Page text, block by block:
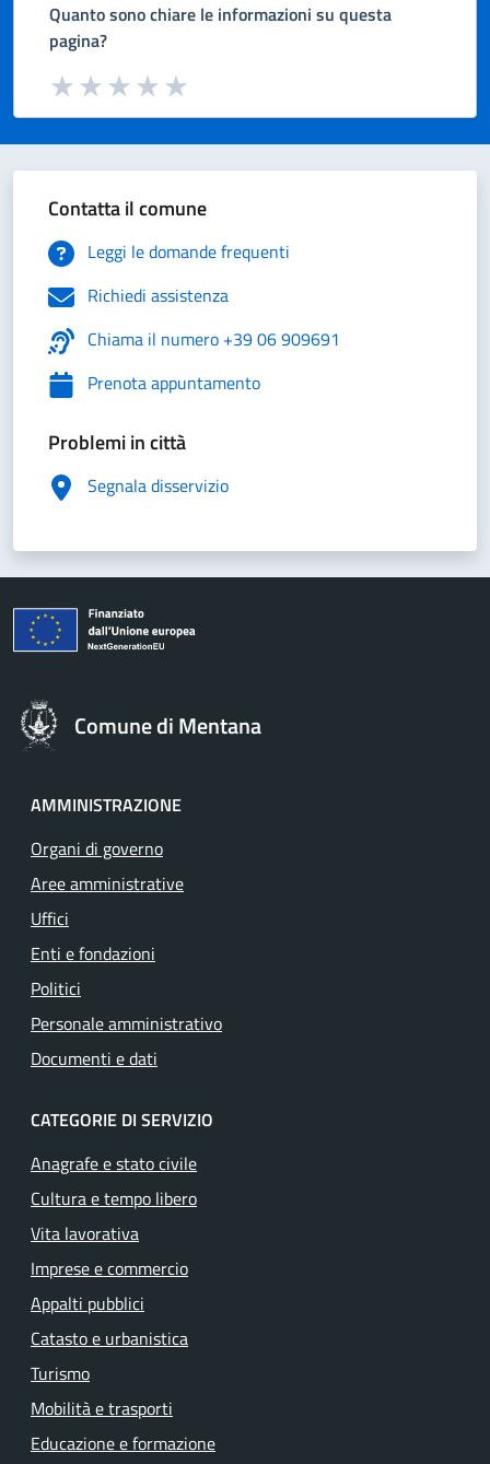
Quanto sono chiare le informazioni su questa
pagina?
Valuta da 1 a 5 stelle la pagina
Valuta 5 stelle su 5
Valuta 4 stelle su 5
Valuta 3 stelle su 5
Valuta 2 stelle su 5
Valuta 1 stelle su 5
Contatta il comune
Leggi le domande frequenti
Richiedi assistenza
Chiama il numero +39 06 909691
Prenota appuntamento
Problemi in città
Segnala disservizio
Comune di Mentana
AMMINISTRAZIONE
Organi di governo
Aree amministrative
Uffici
Enti e fondazioni
Politici
Personale amministrativo
Documenti e dati
CATEGORIE DI SERVIZIO
Anagrafe e stato civile
Cultura e tempo libero
Vita lavorativa
Imprese e commercio
Appalti pubblici
Catasto e urbanistica
Turismo
Mobilità e trasporti
Educazione e formazione